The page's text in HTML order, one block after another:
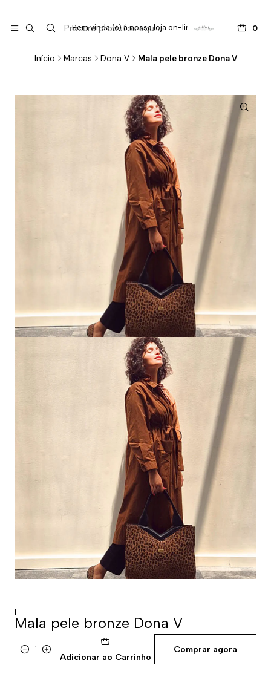
0
Bem vinda (o) à nossa loja on-line !
Início Marcas Dona V Mala pele bronze Dona V
|
Mala pele bronze Dona V
QuantidadeAdicionar ao Carrinho
Comprar agora